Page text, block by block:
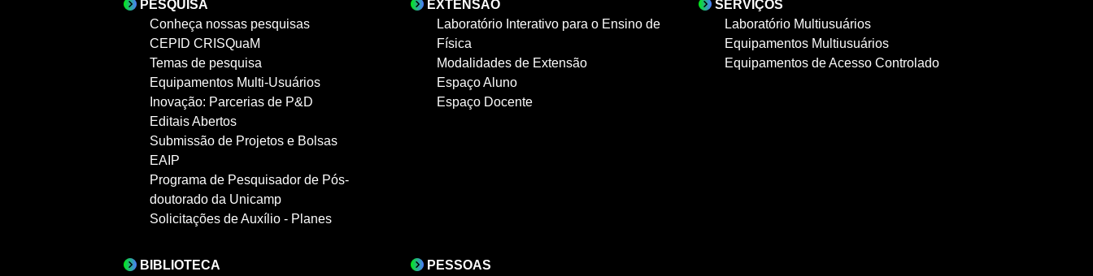
PESQUISA
Conheça nossas pesquisas
CEPID CRISQuaM
Temas de pesquisa
Equipamentos Multi-Usuários
Inovação: Parcerias de P&D
Editais Abertos
Submissão de Projetos e Bolsas
EAIP
Programa de Pesquisador de Pós-
doutorado da Unicamp
Solicitações de Auxílio - Planes
EXTENSÃO
Laboratório Interativo para o Ensino de
Física
Modalidades de Extensão
Espaço Aluno
Espaço Docente
SERVIÇOS
Laboratório Multiusuários
Equipamentos Multiusuários
Equipamentos de Acesso Controlado
BIBLIOTECA
PESSOAS